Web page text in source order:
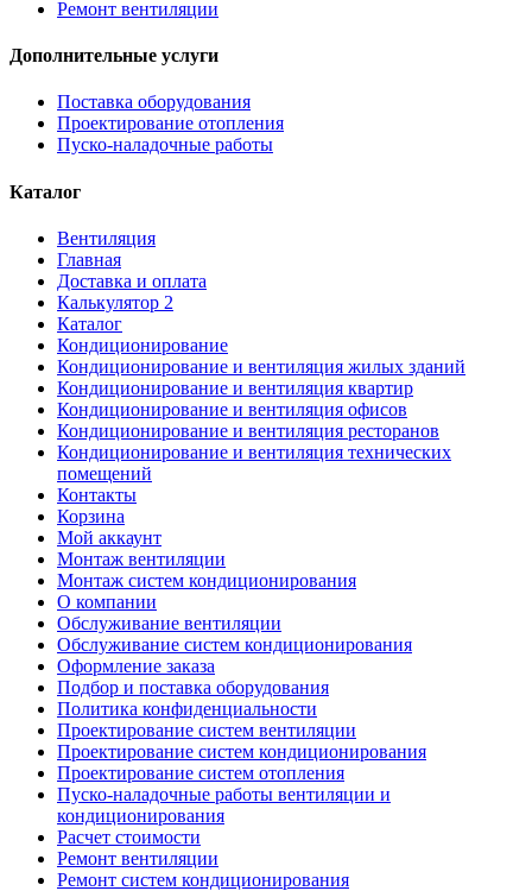
Ремонт вентиляции
Дополнительные услуги
Поставка оборудования
Проектирование отопления
Пуско-наладочные работы
Каталог
Вентиляция
Главная
Доставка и оплата
Калькулятор 2
Каталог
Кондиционирование
Кондиционирование и вентиляция жилых зданий
Кондиционирование и вентиляция квартир
Кондиционирование и вентиляция офисов
Кондиционирование и вентиляция ресторанов
Кондиционирование и вентиляция технических
помещений
Контакты
Корзина
Мой аккаунт
Монтаж вентиляции
Монтаж систем кондиционирования
О компании
Обслуживание вентиляции
Обслуживание систем кондиционирования
Оформление заказа
Подбор и поставка оборудования
Политика конфиденциальности
Проектирование систем вентиляции
Проектирование систем кондиционирования
Проектирование систем отопления
Пуско-наладочные работы вентиляции и
кондиционирования
Расчет стоимости
Ремонт вентиляции
Ремонт систем кондиционирования